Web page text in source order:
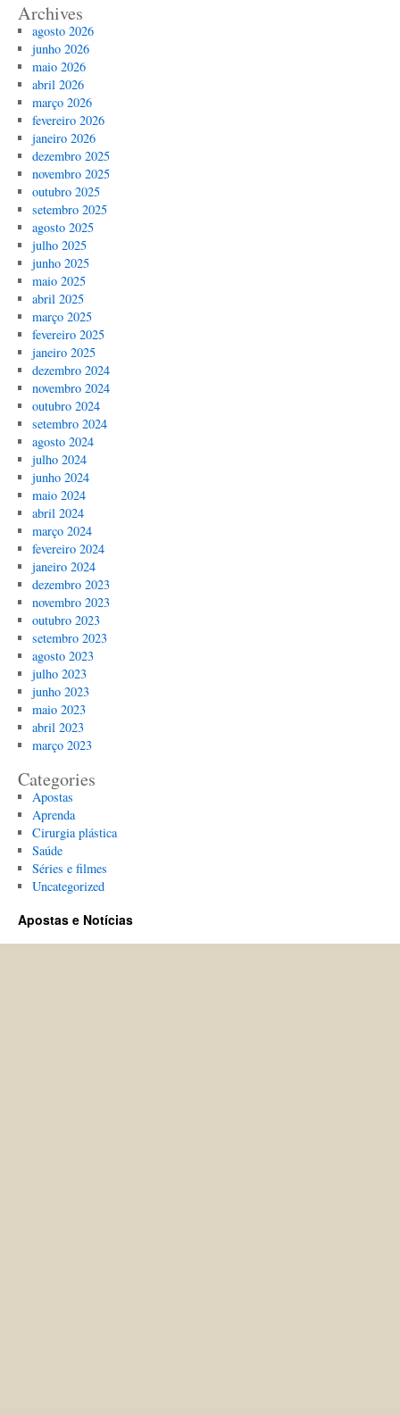
Archives
agosto 2026
junho 2026
maio 2026
abril 2026
março 2026
fevereiro 2026
janeiro 2026
dezembro 2025
novembro 2025
outubro 2025
setembro 2025
agosto 2025
julho 2025
junho 2025
maio 2025
abril 2025
março 2025
fevereiro 2025
janeiro 2025
dezembro 2024
novembro 2024
outubro 2024
setembro 2024
agosto 2024
julho 2024
junho 2024
maio 2024
abril 2024
março 2024
fevereiro 2024
janeiro 2024
dezembro 2023
novembro 2023
outubro 2023
setembro 2023
agosto 2023
julho 2023
junho 2023
maio 2023
abril 2023
março 2023
Categories
Apostas
Aprenda
Cirurgia plástica
Saúde
Séries e filmes
Uncategorized
Apostas e Notícias